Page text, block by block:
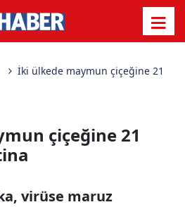
İki ülkede maymun çiçeğine 21
çiçeğine 21
virüse maruz